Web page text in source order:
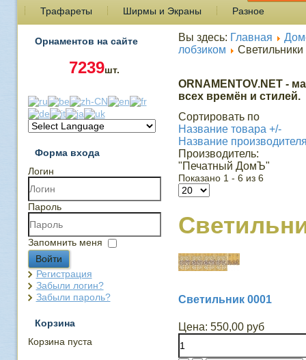
Трафареты
Ширмы и Экраны Разное
Орнаментов на сайте
7239шт.
Форма входа
Логин
Пароль
Запомнить меня
Войти
Регистрация
Забыли логин?
Забыли пароль?
Корзина
Корзина пуста
Вы здесь: Главная
лобзиком
Светильники
ORNAMENTOV.NET -
всех времён и стилей.
Сортировать по
Название товара +/-
Название
Производитель:
"Печатный ДомЪ"
Показано 1 - 6 из 6
Светильник 0001
Цена: 550,00 руб